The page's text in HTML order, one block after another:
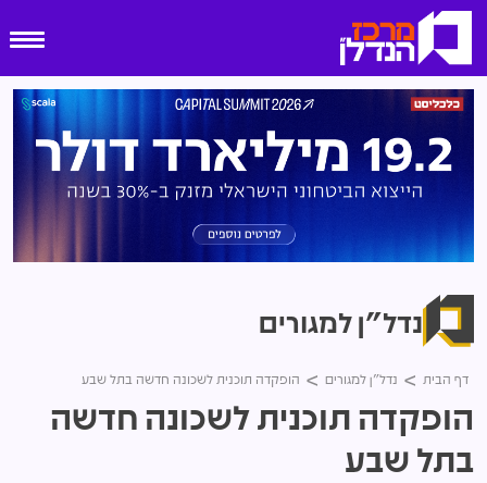
נדל"ן למגורים
דף הבית נדל"ן למגורים הופקדה תוכנית לשכונה חדשה בתל שבע
הופקדה תוכנית לשכונה חדשה
בתל שבע